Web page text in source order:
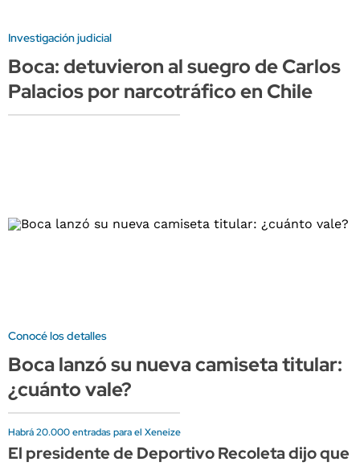
Investigación judicial
Boca: detuvieron al suegro de Carlos
Palacios por narcotráfico en Chile
Conocé los detalles
Boca lanzó su nueva camiseta titular:
¿cuánto vale?
Habrá 20.000 entradas para el Xeneize
El presidente de Deportivo Recoleta dijo que